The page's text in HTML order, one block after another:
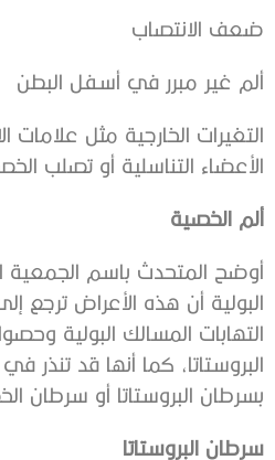
ضعف الانتصاب
ألم غير مبرر في أسفل البطن
التغيرات الخارجية مثل
الأعضاء التناسلية أو ‫تصلب
ألم الخصية
‫أوضح المتحدث باسم الجمعية
البولية أن هذه ‫الأعراض ترجع
التهابات المسالك البولية
البروستاتا، كما أنها قد تنذر
بسرطان ‫البروستاتا أو سرطان
سرطان البروستاتا